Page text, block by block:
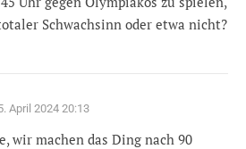
Schwachsinn oder etwa nicht?
April 2024 20:13
wir machen das Ding nach 90